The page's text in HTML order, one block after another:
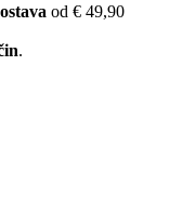
od € 49,90
.